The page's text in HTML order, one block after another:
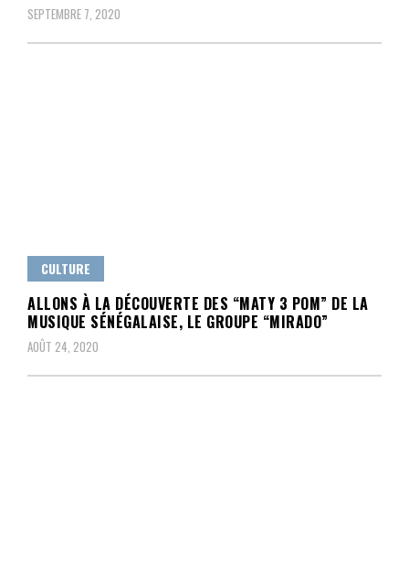
SEPTEMBRE 7, 2020
CULTURE
ALLONS À LA DÉCOUVERTE DES “MATY 3 POM” DE LA
MUSIQUE SÉNÉGALAISE, LE GROUPE “MIRADO”
AOÛT 24, 2020